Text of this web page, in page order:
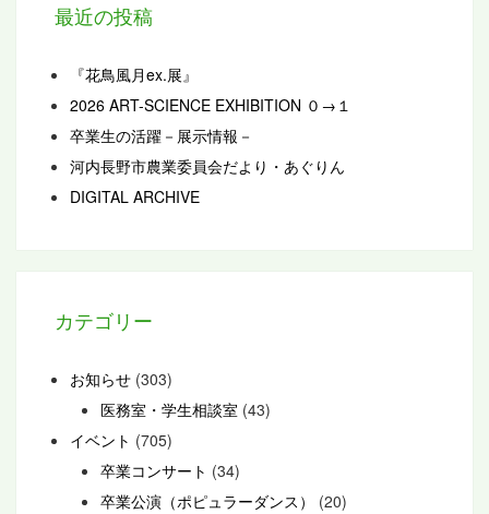
最近の投稿
『花鳥風月ex.展』
2026 ART-SCIENCE EXHIBITION ０→１
卒業生の活躍－展示情報－
河内長野市農業委員会だより・あぐりん
DIGITAL ARCHIVE
カテゴリー
お知らせ (303)
医務室・学生相談室 (43)
イベント (705)
卒業コンサート (34)
卒業公演（ポピュラーダンス）
(20)